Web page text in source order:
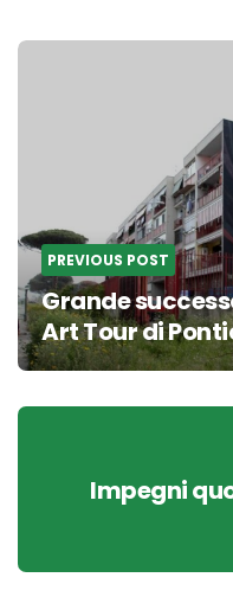
Post
PREVIOUS POST
Grande
Art Tour di
Impegni